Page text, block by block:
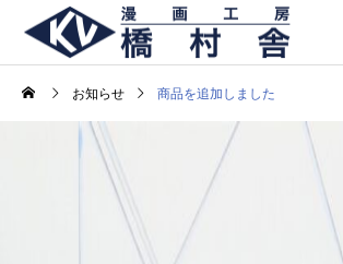
お知らせ 商品を追加しました